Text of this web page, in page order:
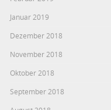
Januar 2019
Dezember 2018
November 2018
Oktober 2018
September 2018